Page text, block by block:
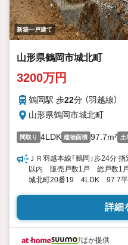
新築一戸建て
山形県鶴岡市城北町
3200万円
鶴岡駅 歩22分 （羽越線）
山形県鶴岡市城北町
間取り 4LDK 建物面積 97.7m² 土
ＪＲ羽越本線「鶴岡」歩24
以内 販売戸数1戸 総戸数1
城北町20番19 4LDK 97.7平
詳細
ほか提供